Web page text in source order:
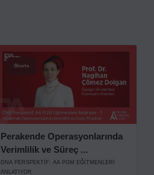
Shorts
Perakende Operasyonlarında
Verimlilik ve Süreç ...
DNA PERSPEKTIF: AA PGM EĞITMENLERI
ANLATIYOR